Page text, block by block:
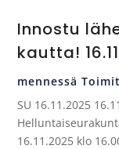
Innostu
kautta!
mennessä
SU 16.11.2025
16.11.2025 klo